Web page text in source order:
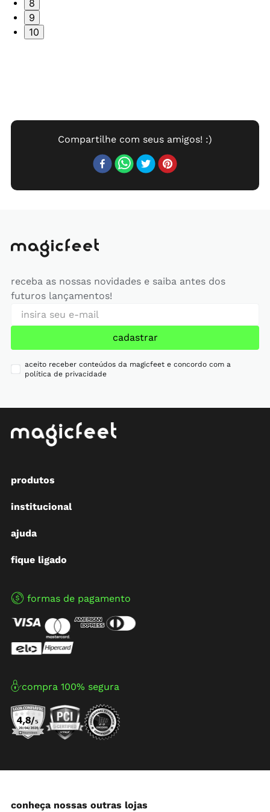
8
9
10
receba as nossas novidades e saiba antes dos
futuros lançamentos!
cadastrar
aceito receber conteúdos da magicfeet e concordo com a
política de privacidade
produtos
institucional
ajuda
fique ligado
formas de pagamento
compra 100% segura
conheça nossas outras lojas